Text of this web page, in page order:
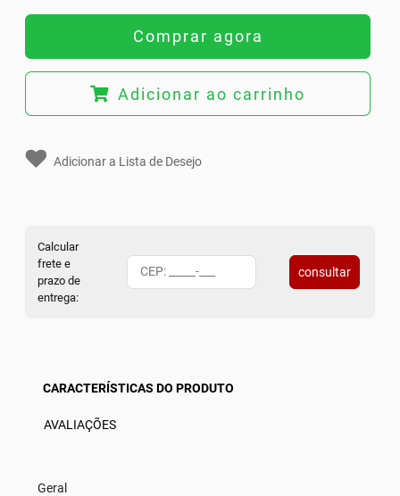
Comprar agora
Adicionar ao carrinho
Adicionar a Lista de Desejo
Calcular
frete e
prazo de
entrega:
consultar
CARACTERÍSTICAS DO PRODUTO
AVALIAÇÕES
Geral